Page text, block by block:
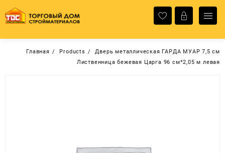
содержимому
Главная Products
Дверь металлическая ГАРДА МУАР 7,5 см
Лиственница бежевая Царга 96 см*2,05 м левая